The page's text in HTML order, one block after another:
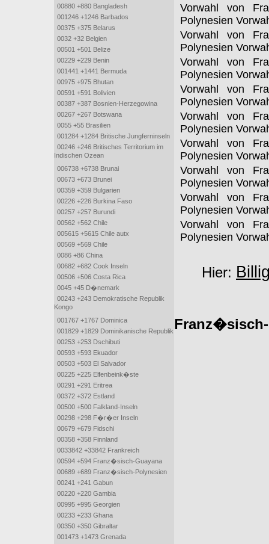
00880 +880 Bangladesh
001246 +1246 Barbados
00375 +375 Belarus
0032 +32 Belgien
00501 +501 Belize
00229 +229 Benin
001441 +1441 Bermuda
00975 +975 Bhutan
00591 +591 Bolivien
00387 +387 Bosnien-Herzegowina
00267 +267 Botswana
0055 +55 Brasilien
001284 +1284 Britische Jungferninseln
00246 +246 Britisches Territorium im
Indischen Ozean
006738 +6738 Brunai
00673 +673 Brunei
00359 +359 Bulgarien
00226 +226 Burkina Faso
00257 +257 Burundi
00562 +562 Chile
005615 +5615 Chile autx
00569 +569 Chile
0086 +86 China
00682 +682 Cook Inseln
00506 +506 Costa Rica
0045 +45 D�nemark
00243 +243 Demokratische Republik
Kongo
001767 +1767 Dominica
001829 +1829 Dominikanische Republik
00253 +253 Dschibuti
00593 +593 Ekuador
00503 +503 El Salvador
00225 +225 Elfenbeink�ste
00291 +291 Eritrea
00372 +372 Estland
00500 +500 Falkland-Inseln
00298 +298 F�r�er Inseln
00679 +679 Fidschi
00358 +358 Finnland
0033842 +33842 Frankreich
00594 +594 Franz�sisch-Guayana
00689 +689 Franz�sisch-Polynesien
00241 +241 Gabun
00220 +220 Gambia
00995 +995 Georgien
00233 +233 Ghana
00350 +350 Gibraltar
001473 +1473 Grenada
Vorwahl von
Polynesien
Vorwahl von
Polynesien
Vorwahl von
Polynesien
Vorwahl von
Polynesien
Vorwahl von
Polynesien
Vorwahl von
Polynesien
Vorwahl von
Polynesien
Vorwahl von
Polynesien
Vorwahl von
Polynesien
Hier: